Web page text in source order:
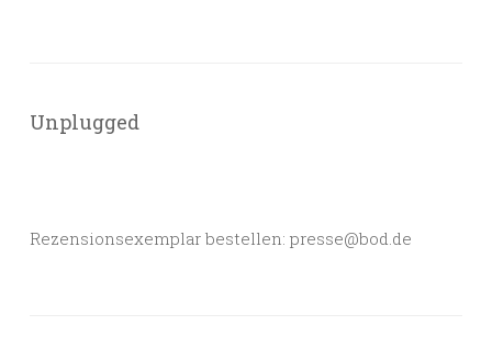
Unplugged
Rezensionsexemplar bestellen: presse@bod.de